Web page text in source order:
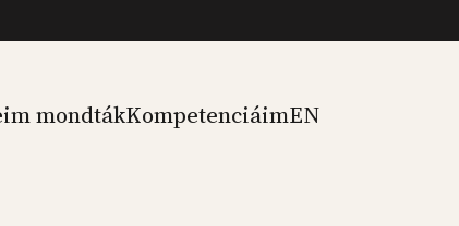
mondtákKompetenciáimEN